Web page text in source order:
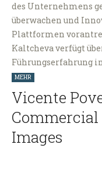
des Unternehmens
überwachen und
Plattformen
Kaltcheva verfügt
Führungserfahrung
MEHR
Vicente
Commercial
Images